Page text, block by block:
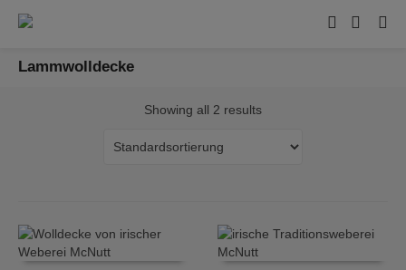
Lammwolldecke
Showing all 2 results